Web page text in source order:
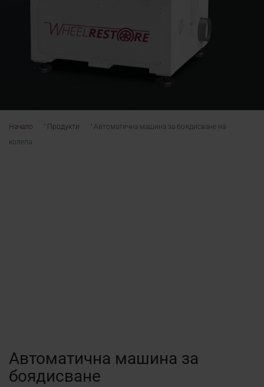
Начало " Продукти " Автоматична машина за боядисване на
колела
Автоматична машина за
боядисване